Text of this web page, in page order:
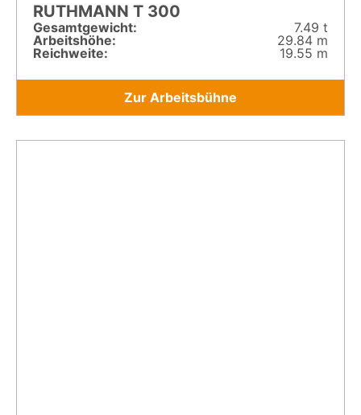
RUTHMANN T 300
Gesamt­gewicht:
7.49 t
Arbeitshöhe:
29.84 m
Reichweite:
19.55 m
Zur Arbeitsbühne